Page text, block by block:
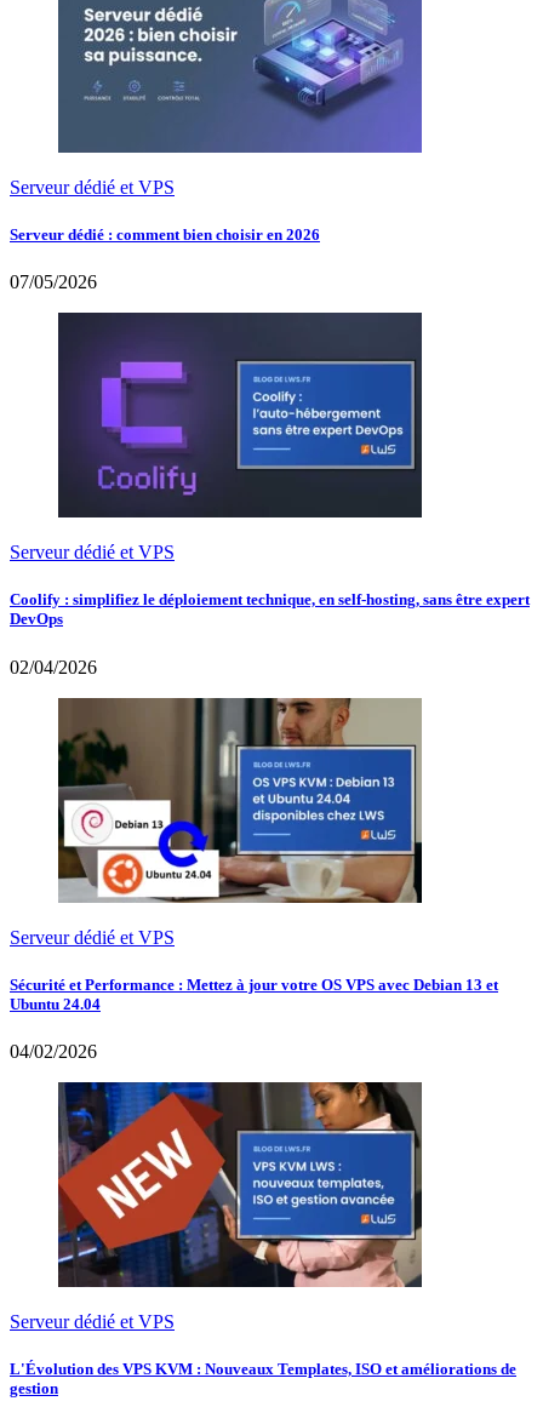
Serveur dédié et VPS
Serveur dédié : comment bien choisir en 2026
07/05/2026
Serveur dédié et VPS
Coolify : simplifiez le déploiement technique, en self-hosting, sans être expert
DevOps
02/04/2026
Serveur dédié et VPS
Sécurité et Performance : Mettez à jour votre OS VPS avec Debian 13 et
Ubuntu 24.04
04/02/2026
Serveur dédié et VPS
L'Évolution des VPS KVM : Nouveaux Templates, ISO et améliorations de
gestion